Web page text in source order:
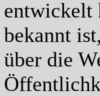
entwickelt
bekannt
über die